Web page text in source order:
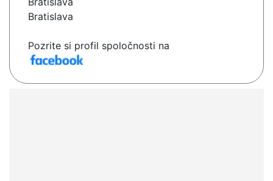
Bratislava
Pozrite si profil spoločnosti na